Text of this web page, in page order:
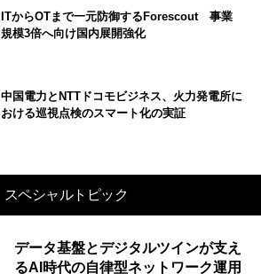
ITからOTまで一元防御するForescout 事業
規模3倍へ向け国内展開強化
中国電力とNTTドコモビジネス、火力発電所に
おける巡視点検のスマート化の実証
スペシャルトピック
データ基盤とデジタルツインが支え
るAI時代の自律型ネットワーク運用